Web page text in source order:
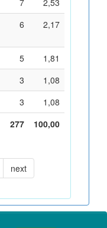
6 2,17
5
1,81
3
1,08
3
1,08
277
100,00
next